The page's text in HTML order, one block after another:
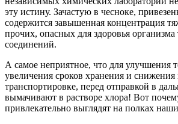
эту истину. Зачастую в чесноке,
содержится завышенная концентрация
прочих, опасных для здоровья организма
соединений.
А самое неприятное, что для улучшения
увеличения сроков хранения и снижения
транспортировке, перед отправкой в
вымачивают в растворе хлора! Вот
привлекательно выглядят на полках